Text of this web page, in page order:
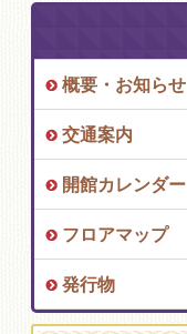
概要・お知らせ
交通案内
開館カレンダー
フロアマップ
発行物